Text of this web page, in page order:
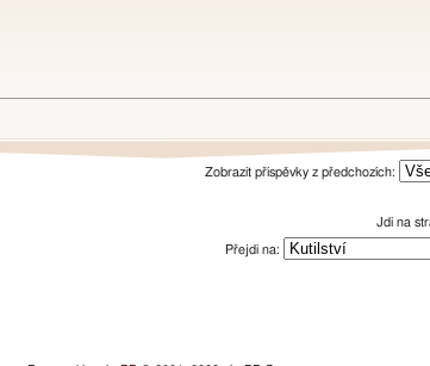
Zobrazit příspěvky z předchozích:
Jdi na
Přejdi na: